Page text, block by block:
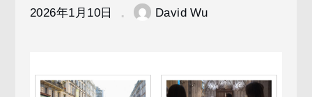
flowing
2026年1月10日 David Wu